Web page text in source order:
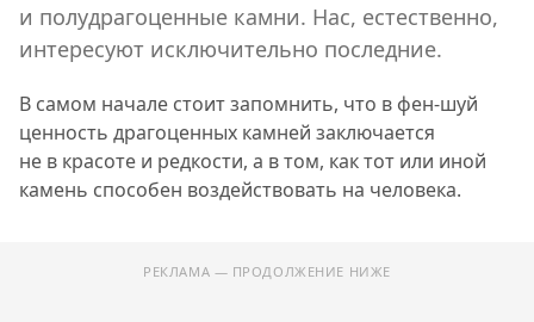
и полудрагоценные камни. Нас, естественно,
интересуют исключительно последние.
В самом начале стоит запомнить, что в фен-шуй
ценность драгоценных камней заключается
не в красоте и редкости, а в том, как тот или иной
камень способен воздействовать на человека.
РЕКЛАМА — ПРОДОЛЖЕНИЕ НИЖЕ